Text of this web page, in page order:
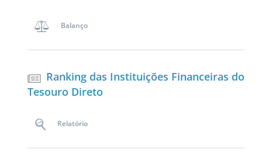
Balanço
Ranking das Instituições Financeiras do
Tesouro Direto
Relatório